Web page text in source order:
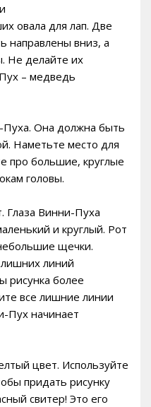
овала для лап. Две
направлены вниз, а
Не делайте их
– медведь
Она должна быть
Наметьте место для
про большие, круглые
головы.
Глаза Винни-Пуха
и круглый. Рот
щечки.
линий
рисунка более
все лишние линии
Пух начинает
цвет. Используйте
придать рисунку
свитер! Это его